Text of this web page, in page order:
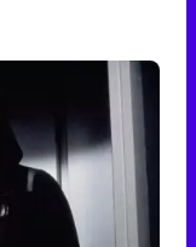
del Jedi"